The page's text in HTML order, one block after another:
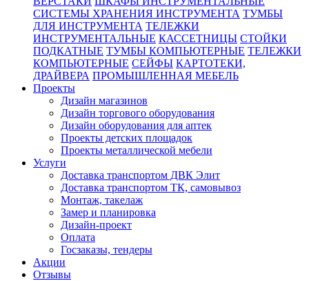
СИСТЕМЫ ХРАНЕНИЯ ИНСТРУМЕНТА ТУМБЫ
ДЛЯ ИНСТРУМЕНТА ТЕЛЕЖКИ
ИНСТРУМЕНТАЛЬНЫЕ КАССЕТНИЦЫ СТОЙКИ
ПОДКАТНЫЕ ТУМБЫ КОМПЬЮТЕРНЫЕ ТЕЛЕЖКИ
КОМПЬЮТЕРНЫЕ СЕЙФЫ КАРТОТЕКИ,
ДРАЙВЕРА ПРОМЫШЛЕННАЯ МЕБЕЛЬ
Проекты
Дизайн магазинов
Дизайн торгового оборудования
Дизайн оборудования для аптек
Проекты детских площадок
Проекты металлической мебели
Услуги
Доставка транспортом ДВК Элит
Доставка транспортом ТК, самовывоз
Монтаж, такелаж
Замер и планировка
Дизайн-проект
Оплата
Госзаказы, тендеры
Акции
Отзывы